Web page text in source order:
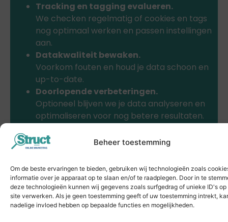
Beheer toestemming
Om de beste ervaringen te bieden, gebruiken wij technologieën zoals
informatie over je apparaat op te slaan en/of te raadplegen. Door in te
deze technologieën kunnen wij gegevens zoals surfgedrag of unieke ID's op
site verwerken. Als je geen toestemming geeft of uw toestemming intrekt,
nadelige invloed hebben op bepaalde functies en mogelijkheden.
Tracking en tagging evalueren.
We checken regelmatig of cookies en tags
nog optimaal werken en passen instellingen
aan.
Datakwaliteit bewaken.
Voorkom fouten en houd je data schoon en
up-to-date.
Doorlopende verbeteringen.
Optioneel blijven we je data analyseren en
optimaliseren voor nog betere resultaten.
FAQ